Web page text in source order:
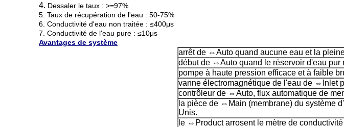
4. Dessaler le taux : >=97%
5. Taux de récupération de l'eau : 50-75%
6. Conductivité d'eau non traitée : ≤400μs
7. Conductivité de l'eau pure : ≤10μs
Avantages de système
arrêt de ⇔Auto quand aucune eau et la
début de ⇔Auto quand le réservoir d'eau pur
pompe à haute pression efficace et à faible
vanne électromagnétique de l'eau de ⇔Inlet
contrôleur de ⇔Auto, flux automatique de
la pièce de ⇔Main (membrane) du système
Unis.
le ⇔Product arrosent le mètre de